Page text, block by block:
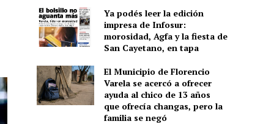
Ya podés leer la edición
impresa de Infosur:
morosidad, Agfa y la fiesta de
San Cayetano, en tapa
El Municipio de Florencio
Varela se acercó a ofrecer
ayuda al chico de 13 años
que ofrecía changas, pero la
familia se negó